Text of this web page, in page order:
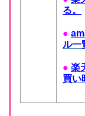
る。
●
ル一
● 楽
買い